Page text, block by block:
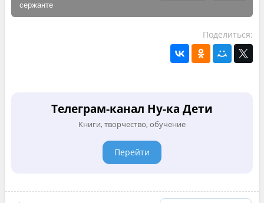
сержанте
Поделиться:
Телеграм-канал Ну-ка Дети
Книги, творчество, обучение
Перейти